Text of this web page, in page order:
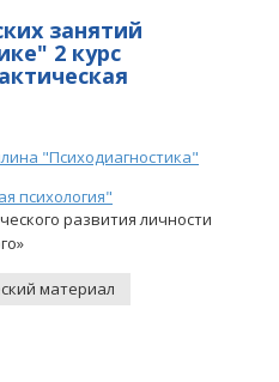
занятий
2 курс
"Психодиагностика"
психология"
развития личности
материал